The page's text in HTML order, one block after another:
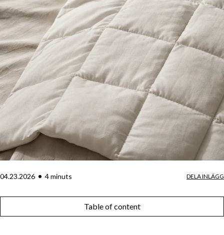
04.23.2026 4minuts DELA INLÄGG
Table of content